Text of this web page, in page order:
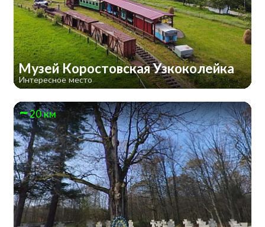
Музей Коростовская Узкоколейка
Интересное место
20 км